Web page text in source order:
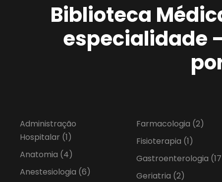
Biblioteca
especialidade
Administração
Hospitalar (1)
Anatomia (4)
Anestesiologia (6)
Farmacologia (2)
Fisioterapia (1)
Gastroenterologia
Geriatria (2)